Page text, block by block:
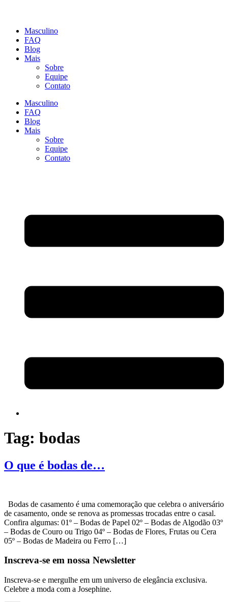
Masculino
FAQ
Blog
Mais
Sobre
Equipe
Contato
Masculino
FAQ
Blog
Mais
Sobre
Equipe
Contato
Tag: bodas
O que é bodas de…
Bodas de casamento é uma comemoração que celebra o aniversário
de casamento, onde se renova as promessas trocadas entre o casal.
Confira algumas: 01º – Bodas de Papel 02º – Bodas de Algodão 03º
– Bodas de Couro ou Trigo 04º – Bodas de Flores, Frutas ou Cera
05º – Bodas de Madeira ou Ferro […]
Inscreva-se em nossa Newsletter
Inscreva-se e mergulhe em um universo de elegância exclusiva.
Celebre a moda com a Josephine.